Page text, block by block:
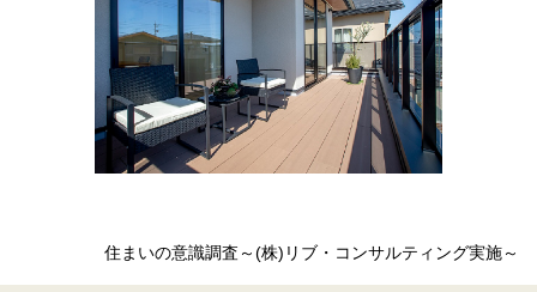
住まいの意識調査～(株)リブ・コンサルティング実施～